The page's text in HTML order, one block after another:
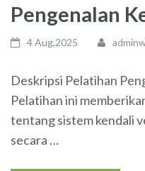
Pengenalan
4 Aug,2025
Deskripsi Pelatihan
Pelatihan ini
tentang sistem kendali
secara …